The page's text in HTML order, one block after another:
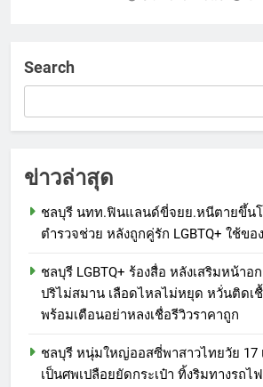
Search
ข่าวล่าสุด
ชลบุรี นทท.ฟินแลนด์ขี่จยย.หนีตายขึ้น
ตำรวจช่วย หลังถูกคู่รัก LGBTQ+ ใช้ข
ชลบุรี LGBTQ+ ร้องสื่อ หลังเสริมหน้า
ปริไม่สมาน เลือดไหลไม่หยุด หวั่นติดเ
พร้อมเตือนอย่าหลงเชื่อรีวิวราคาถูก
ชลบุรี หนุ่มใหญ่ออสซี่พาสาวไทยวัย 17
เป็นศพเปลือยยัดกระเป๋า ทิ้งริมทางรถ